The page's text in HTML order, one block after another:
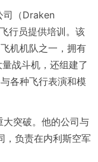
司（Draken
行员提供培训。该
机机队之一，拥有
战斗机，还组建了
各种飞行表演和模
突破。他的公司与
，负责在内利斯空军